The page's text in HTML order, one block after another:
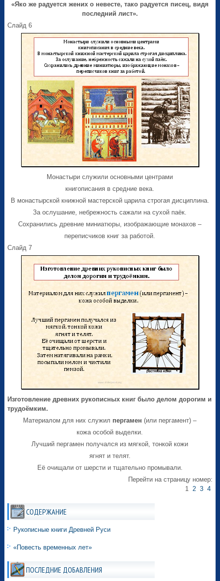
«Яко же радуется жених о невесте, тако радуется писец, видя
последний лист».
Слайд 6
Монастыри служили основными центрами
книгописания в средние века.
В монастырской книжной мастерской царила строгая дисциплина.
За ослушание, небрежность сажали на сухой паёк.
Сохранились древние миниатюры, изображающие монахов –
переписчиков книг за работой.
Слайд 7
Изготовление древних рукописных книг было делом дорогим и
трудоёмким.
Материалом для них служил пергамен(или пергамент) –
кожа особой выделки.
Лучший пергамен получался из мягкой, тонкой кожи
ягнят и телят.
Её очищали от шерсти и тщательно промывали.
Перейти на страницу номер:
1 2 3 4
СОДЕРЖАНИЕ
Рукописные книги Древней Руси
«Повесть временных лет»
ПОСЛЕДНИЕ ДОБАВЛЕНИЯ